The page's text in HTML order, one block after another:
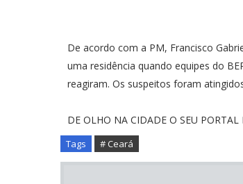
De acordo com a PM, Francisco
uma residência quando equipes do
reagiram. Os suspeitos foram
DE OLHO NA CIDADE O SEU PORTAL
Tags # Ceará